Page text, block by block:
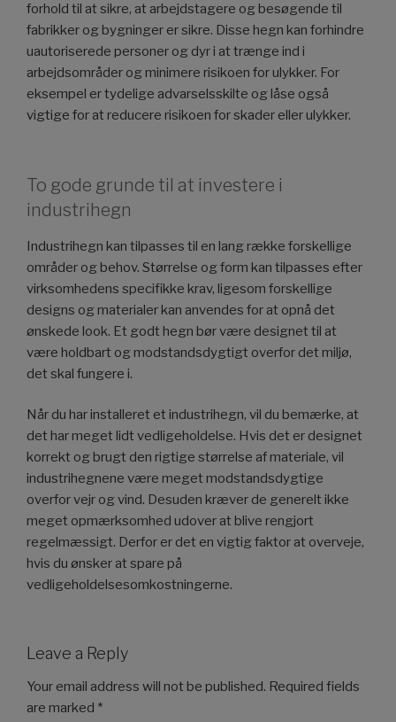
forhold til at sikre, at arbejdstagere og besøgende til
fabrikker og bygninger er sikre. Disse hegn kan forhindre
uautoriserede personer og dyr i at trænge ind i
arbejdsområder og minimere risikoen for ulykker. For
eksempel er tydelige advarselsskilte og låse også
vigtige for at reducere risikoen for skader eller ulykker.
To gode grunde til at investere i
industrihegn
Industrihegn kan tilpasses til en lang række forskellige
områder og behov. Størrelse og form kan tilpasses efter
virksomhedens specifikke krav, ligesom forskellige
designs og materialer kan anvendes for at opnå det
ønskede look. Et godt hegn bør være designet til at
være holdbart og modstandsdygtigt overfor det miljø,
det skal fungere i.
Når du har installeret et industrihegn, vil du bemærke, at
det har meget lidt vedligeholdelse. Hvis det er designet
korrekt og brugt den rigtige størrelse af materiale, vil
industrihegnene være meget modstandsdygtige
overfor vejr og vind. Desuden kræver de generelt ikke
meget opmærksomhed udover at blive rengjort
regelmæssigt. Derfor er det en vigtig faktor at overveje,
hvis du ønsker at spare på
vedligeholdelsesomkostningerne.
Leave a Reply
Your email address will not be published. Required fields
are marked *